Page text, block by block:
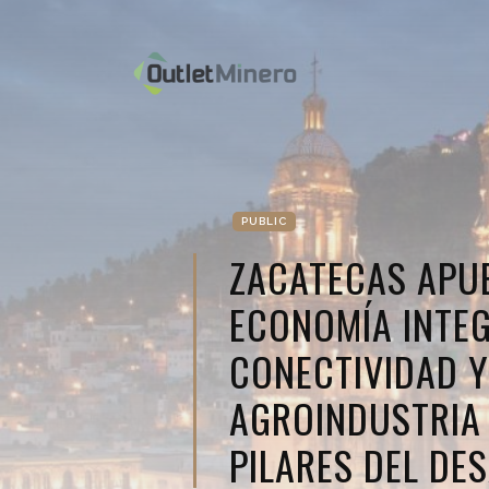
PUBLIC
ZACATECAS
ECONOMÍA
CONECTIVIDAD Y
PILARES DEL